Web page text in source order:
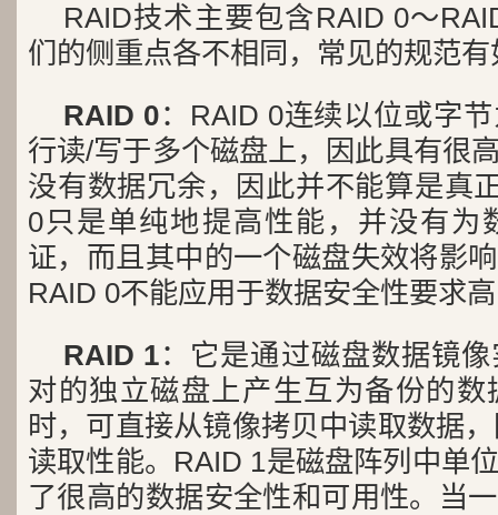
RAID技术主要包含RAID 0～
们的侧重点各不相同，常见的规范
RAID 0：RAID 0连续以位或字
行读/写于多个磁盘上，因此具有很
没有数据冗余，因此并不能算是真
0只是单纯地提高性能，并没有为
证，而且其中的一个磁盘失效将影
RAID 0不能应用于数据安全性要求
RAID 1：它是通过磁盘数据镜
对的独立磁盘上产生互为备份的
时，可直接从镜像拷贝中读取数据
读取性能。RAID 1是磁盘阵列中单
了很高的数据安全性和可用性。当